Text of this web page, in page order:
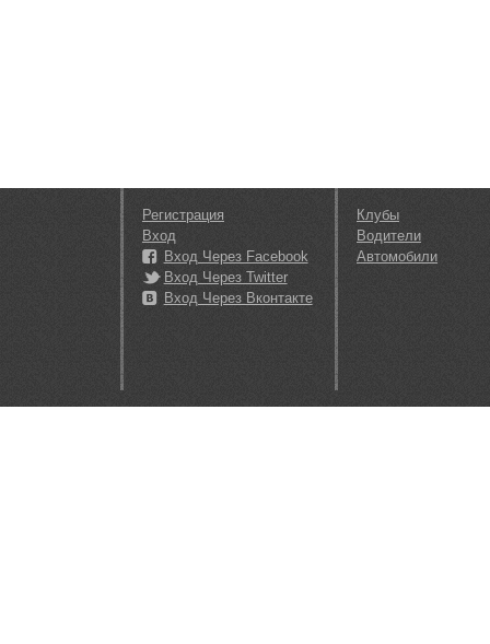
Регистрация
Вход
Вход Через Facebook
Вход Через Twitter
Вход Через Вконтакте
Клубы
Водители
Автомобили